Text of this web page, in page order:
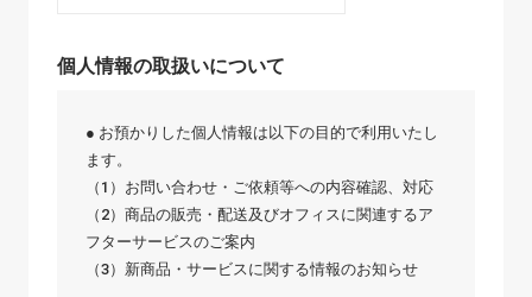
個人情報の取扱いについて
● お預かりした個人情報は以下の目的で利用いたし
ます。
（1）お問い合わせ・ご依頼等への内容確認、対応
（2）商品の販売・配送及びオフィスに関連するア
フターサービスのご案内
（3）新商品・サービスに関する情報のお知らせ